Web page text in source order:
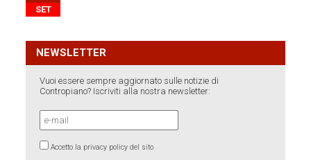
SET
NEWSLETTER
Vuoi essere sempre aggiornato sulle notizie di
Contropiano? Iscriviti alla nostra newsletter:
Accetto la privacy policy del sito